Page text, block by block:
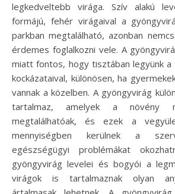
legkedveltebb virága. Szív alakú
formájú, fehér virágaival a
parkban megtalálható, azonban
érdemes foglalkozni vele. A
miatt fontos, hogy tisztában legyünk
kockázataival, különösen, ha
vannak a közelben. A gyöngyvirág
tartalmaz, amelyek a növény
megtalálhatóak, és ezek a
mennyiségben kerülnek a
egészségügyi problémákat
gyöngyvirág levelei és bogyói a
virágok is tartalmaznak olyan